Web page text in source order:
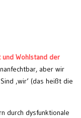
und Wohlstand der
aber wir
‚wir‘ (das heißt die
durch dysfunktionale